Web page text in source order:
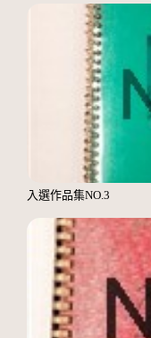
入選作品集NO.3